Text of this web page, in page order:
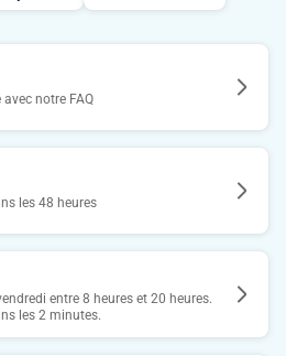
notre FAQ
les 48 heures
entre 8 heures et 20 heures.
les 2 minutes.